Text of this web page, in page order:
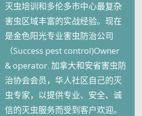
灭虫培训和多伦多市中心最复杂
害虫区域丰富的实战经验。现在
是金色阳光专业害虫防治公司
（Success pest control)Owner
& operator. 加拿大和安省害虫防
治协会会员，华人社区自己的灭
虫专家，以提供专业、安全、诚
信的灭虫服务而受到客户欢迎。